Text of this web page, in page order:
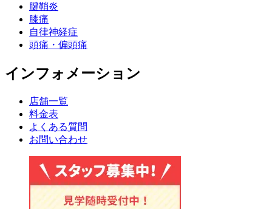
腱鞘炎
膝痛
自律神経症
頭痛・偏頭痛
インフォメーション
店舗一覧
料金表
よくある質問
お問い合わせ